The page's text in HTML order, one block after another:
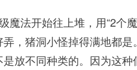
魔法开始往上堆，用“2个
，猪洞小怪掉得满地都
放不同种类的。因为这